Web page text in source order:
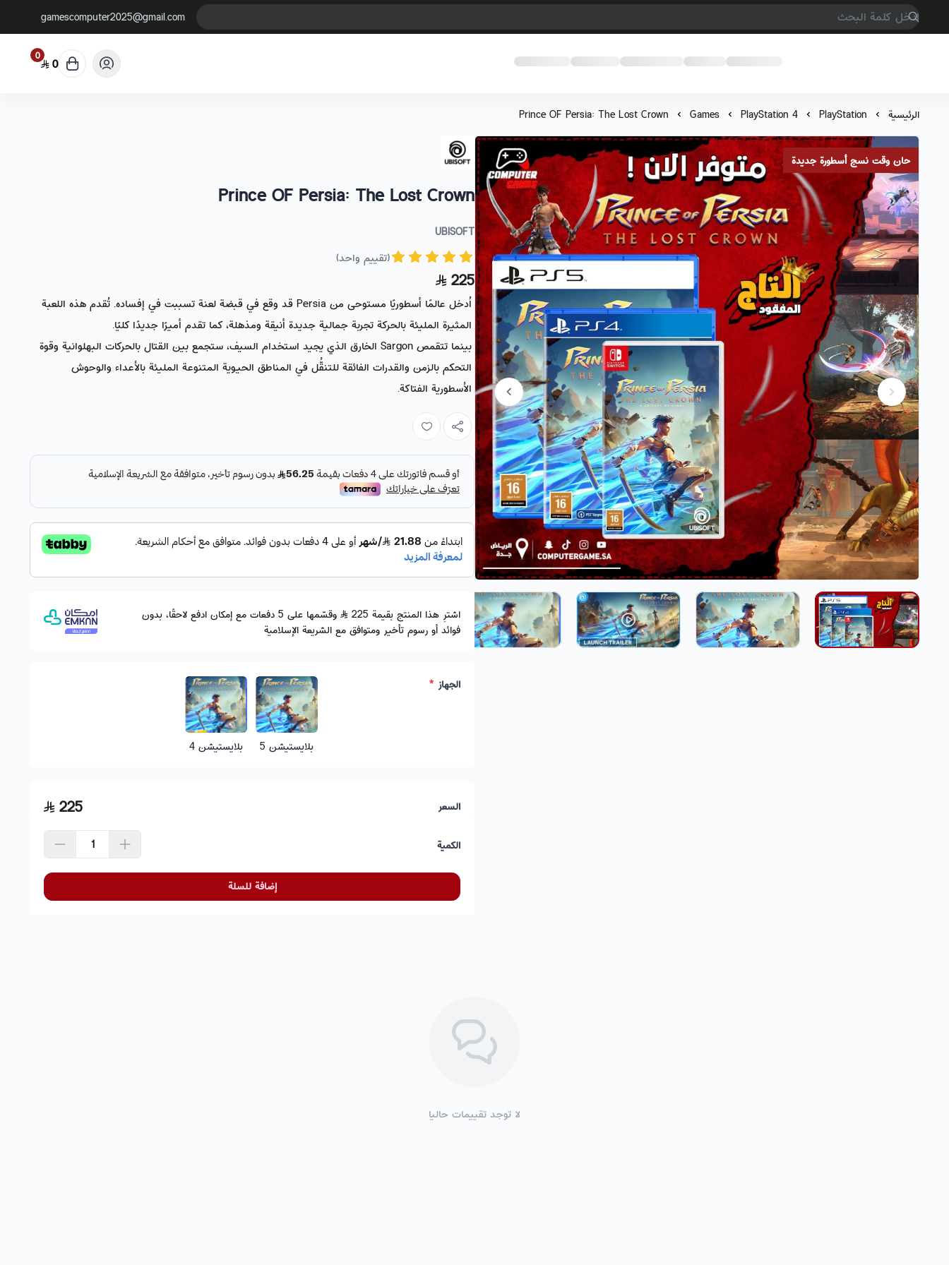
gamescomputer2025@gmail.com
0 0
الرئيسية PlayStation
PlayStation 4
Games
Prince OF Persia: The Lost Crown
حان وقت نسج أسطورة جديدة
Prince OF Persia: The Lost Crown
UBISOFT
(تقييم واحد)
225
اُدخل عالمًا أسطوريًا مستوحى من Persia قد وقع في قبضة لعنة تسببت في إفساده. تُقدم هذه اللعبة
المثيرة المليئة بالحركة تجربة جمالية جديدة أنيقة ومذهلة، كما تقدم أميرًا جديدًا كليًا.
بينما تتقمص Sargon الخارق الذي يجيد استخدام السيف، ستجمع بين القتال بالحركات البهلوانية وقوة
التحكم بالزمن والقدرات الفائقة للتنقُّل في المناطق الحيوية المتنوعة المليئة بالأعداء والوحوش
الأسطورية الفتاكة.
اشترِ هذا المنتج بقيمة 225
وقسّمها على 5 دفعات مع إمكان ادفع لاحقًا، بدون
فوائد أو رسوم تأخير ومتوافق مع الشريعة الإسلامية
الجهاز *
بلايستيشن 5 بلايستيشن 4
السعر 225
الكمية
إضافة للسلة
لا توجد تقييمات حاليا